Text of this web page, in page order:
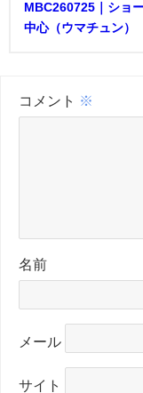
MBC260725｜ショ
中心（ウマチュン）
コメント ※
名前
メール
サイト